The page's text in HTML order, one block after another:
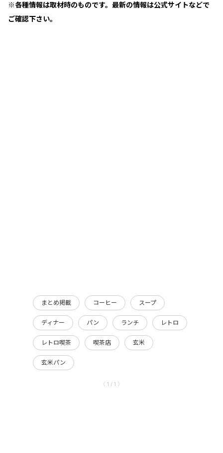
※各種情報は取材時のものです。最新の情報は公式サイトなどで
ご確認下さい。
まとめ掲載 コーヒー スープ
ディナー パン ランチ レトロ
レトロ喫茶 喫茶店 玄米
玄米パン
〈 1 / 1 〉